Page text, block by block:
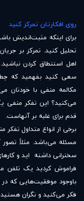
روی افکارتان تمرکز کنید
برای اینکه مثبت‌اندیش
تحلیل کنید. تمرکز بر
اهل استنطاق کردن
سعی کنید بفهمید که
مکالمه منفی با خودتان
می‌کنید؟ این تفکر منفی
قدم برای غلبه بر آنهاست.
برخی از انواع متداول
مسئله می‌باشد. مثلاً تصور
سخنرانی داشته اید و
فراموش کردید یک تلفن
باوجود موفقیت‌هایی که
فکر می‌کنید و نگران